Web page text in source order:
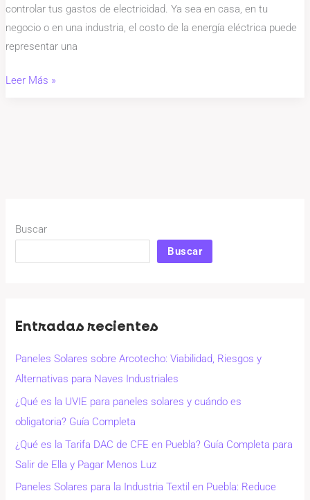
controlar tus gastos de electricidad. Ya sea en casa, en tu
negocio o en una industria, el costo de la energía eléctrica puede
representar una
Leer Más »
Buscar
Buscar
Entradas recientes
Paneles Solares sobre Arcotecho: Viabilidad, Riesgos y
Alternativas para Naves Industriales
¿Qué es la UVIE para paneles solares y cuándo es
obligatoria? Guía Completa
¿Qué es la Tarifa DAC de CFE en Puebla? Guía Completa para
Salir de Ella y Pagar Menos Luz
Paneles Solares para la Industria Textil en Puebla: Reduce